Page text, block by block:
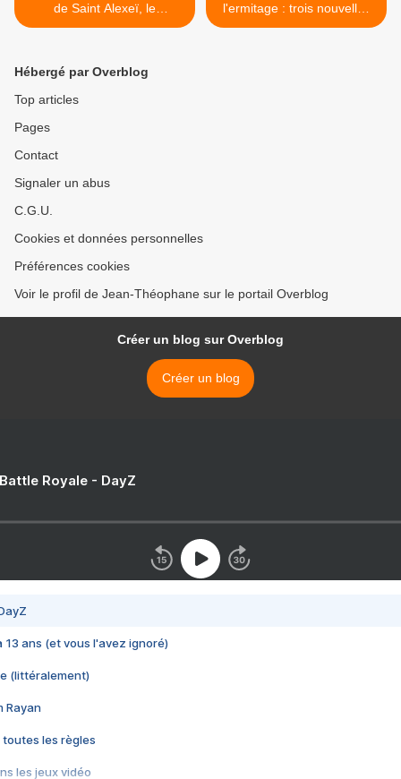
de Saint Alexeï, le
Métropolitain de Moscou et
l'ermitage : trois nouvelles
expositions >
Hébergé par Overblog
Top articles
Pages
Contact
Signaler un abus
C.G.U.
Cookies et données personnelles
Préférences cookies
Voir le profil de Jean-Théophane sur le portail Overblog
Créer un blog sur Overblog
Créer un blog
Royale - DayZ
13 ans (et vous l'avez ignoré)
(littéralement)
Rayan
toutes les règles
les jeux vidéo